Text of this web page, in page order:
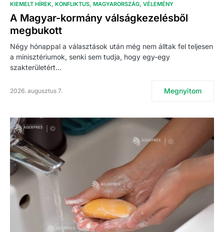
KIEMELT HÍREK KONFLIKTUS MAGYARORSZÁG VÉLEMÉNY
A Magyar-kormány válságkezelésből
megbukott
Négy hónappal a választások után még nem álltak fel teljesen
a minisztériumok, senki sem tudja, hogy egy-egy
szakterületért…
2026. augusztus 7. Megnyitom